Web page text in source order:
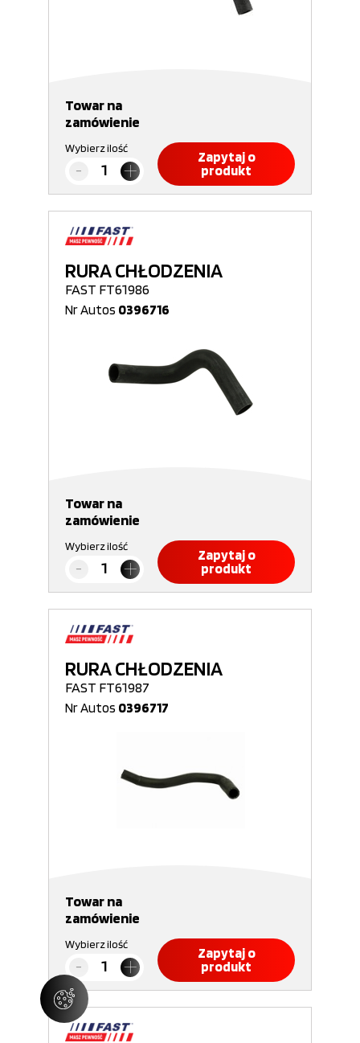
Towar na
zamówienie
Wybierz ilość
Zapytaj o
produkt
RURA CHŁODZENIA
FAST FT61986
Nr Autos 0396716
Towar na
zamówienie
Wybierz ilość
Zapytaj o
produkt
RURA CHŁODZENIA
FAST FT61987
Nr Autos 0396717
Towar na
zamówienie
Wybierz ilość
Zapytaj o
produkt